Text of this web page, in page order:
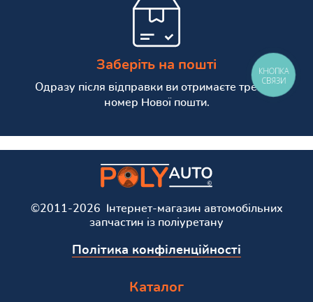
Заберіть на пошті
Одразу після відправки ви отримаєте трекінг
номер Нової пошти.
©2011-2026 Інтернет-магазин автомобільних
запчастин із поліуретану
Політика конфіленційності
Каталог
КНОПКА
СВЯЗИ